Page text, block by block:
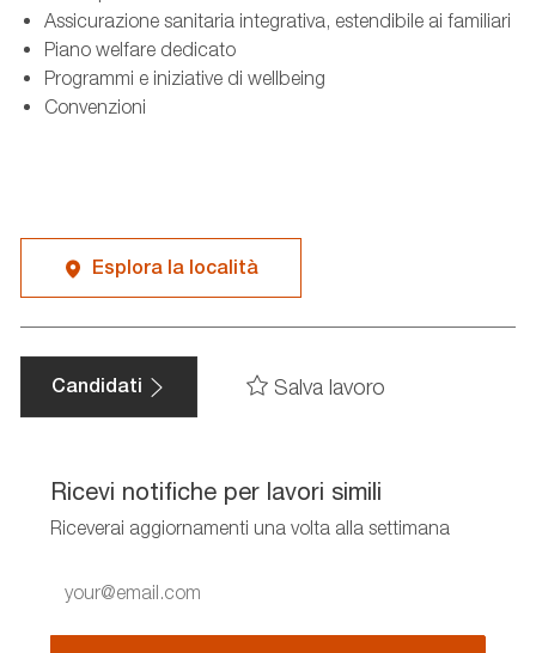
Assicurazione sanitaria integrativa, estendibile ai familiari
Piano welfare dedicato
Programmi e iniziative di wellbeing
Convenzioni
Esplora la località
Candidati Salva lavoro
Ricevi notifiche per lavori simili
Riceverai aggiornamenti una volta alla settimana
Email
address